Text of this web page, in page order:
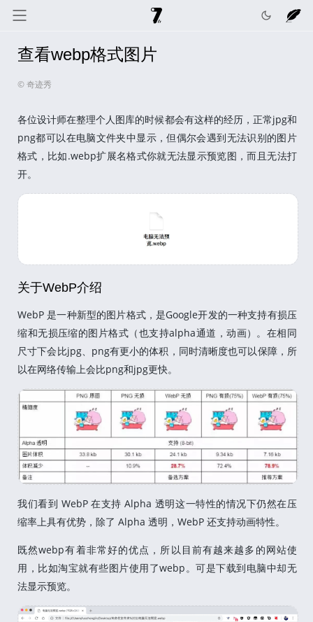
奇迹秀 关于我
查看webp格式图片
© 奇迹秀
各位设计师在整理个人图库的时候都会有这样的经历，正常jpg和
png都可以在电脑文件夹中显示，但偶尔会遇到无法识别的图片
格式，比如.webp扩展名格式你就无法显示预览图，而且无法打
开。
关于WebP介绍
WebP 是一种新型的图片格式，是Google开发的一种支持有损压
缩和无损压缩的图片格式（也支持alpha通道，动画）。在相同
尺寸下会比jpg、png有更小的体积，同时清晰度也可以保障，所
以在网络传输上会比png和jpg更快。
我们看到 WebP 在支持 Alpha 透明这一特性的情况下仍然在压
缩率上具有优势，除了 Alpha 透明，WebP 还支持动画特性。
既然webp有着非常好的优点，所以目前有越来越多的网站使
用，比如淘宝就有些图片使用了webp。可是下载到电脑中却无
法显示预览。